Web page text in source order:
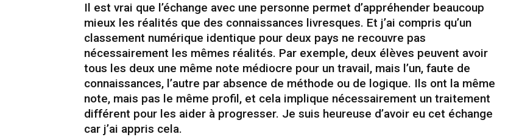
Il est vrai que l’échange avec une personne permet d’appréhender beaucoup
mieux les réalités que des connaissances livresques. Et j’ai compris qu’un
classement numérique identique pour deux pays ne recouvre pas
nécessairement les mêmes réalités. Par exemple, deux élèves peuvent avoir
tous les deux une même note médiocre pour un travail, mais l’un, faute de
connaissances, l’autre par absence de méthode ou de logique. Ils ont la même
note, mais pas le même profil, et cela implique nécessairement un traitement
différent pour les aider à progresser. Je suis heureuse d’avoir eu cet échange
car j’ai appris cela.